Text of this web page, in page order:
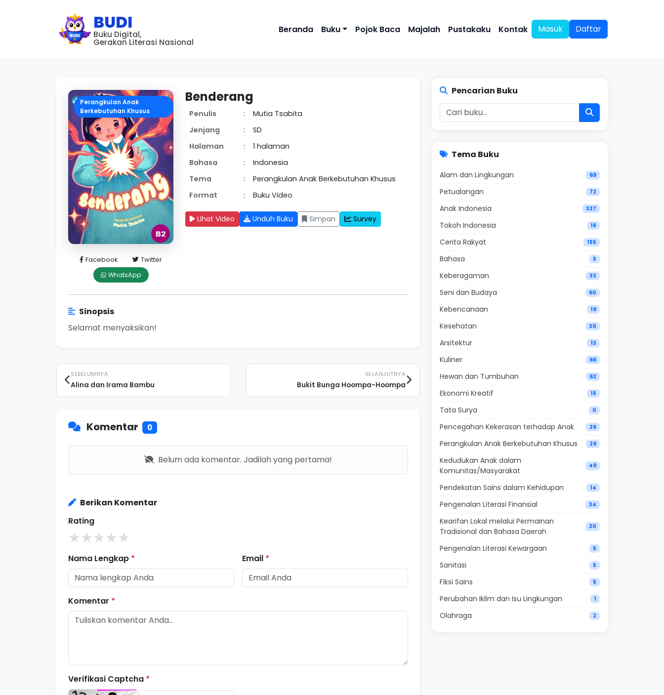
BUDI
Buku Digital,
Gerakan Literasi Nasional
Beranda Buku Pojok Baca Majalah Pustakaku Kontak Masuk Daftar
Perangkulan Anak
Berkebutuhan Khusus
Facebook
Twitter
WhatsApp
Benderang
Penulis :
Mutia Tsabita
Jenjang
:
SD
Halaman
:
1 halaman
Bahasa
:
Indonesia
Tema
:
Perangkulan Anak Berkebutuhan Khusus
Format
: Buku Video
Lihat Video Unduh Buku Simpan Survey
Sinopsis
Selamat menyaksikan!
SEBELUMNYA
Alina dan Irama Bambu
SELANJUTNYA
Bukit Bunga Hoompa-Hoompa
Komentar 0
Belum ada komentar. Jadilah yang pertama!
Berikan Komentar
Rating
★★★★★
Nama Lengkap * Email *
Komentar *
Verifikasi Captcha *
Pencarian Buku
Tema Buku
Alam dan Lingkungan 69
Petualangan 72
Anak Indonesia 337
Tokoh Indonesia 18
Cerita Rakyat 155
Bahasa 5
Keberagaman 33
Seni dan Budaya 60
Kebencanaan 19
Kesehatan 30
Arsitektur 13
Kuliner 66
Hewan dan Tumbuhan 62
Ekonomi Kreatif 15
Tata Surya 0
Pencegahan Kekerasan terhadap Anak 26
Perangkulan Anak Berkebutuhan Khusus 29
Kedudukan Anak dalam
Komunitas/Masyarakat
49
Pendekatan Sains dalam Kehidupan 14
Pengenalan Literasi Finansial 34
Kearifan Lokal melalui Permainan
Tradisional dan Bahasa Daerah
20
Pengenalan Literasi Kewargaan 5
Sanitasi 5
Fiksi Sains 5
Perubahan Iklim dan Isu Lingkungan 1
Olahraga 2